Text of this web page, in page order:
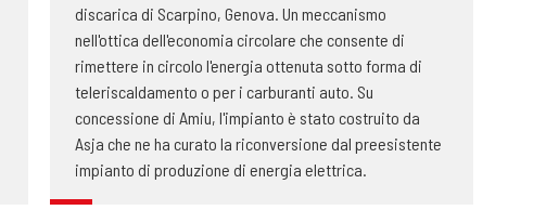
discarica di Scarpino, Genova. Un meccanismo
nell'ottica dell'economia circolare che consente di
rimettere in circolo l'energia ottenuta sotto forma di
teleriscaldamento o per i carburanti auto. Su
concessione di Amiu, l'impianto è stato costruito da
Asja che ne ha curato la riconversione dal preesistente
impianto di produzione di energia elettrica.